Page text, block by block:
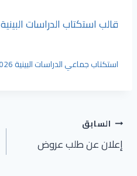
قالب استكتاب الدراسات البينية 2026
استكتاب جماعي الدراسات البينية 2026-2
تصفّح
المقالات
السابق
إعلان عن طلب عروض